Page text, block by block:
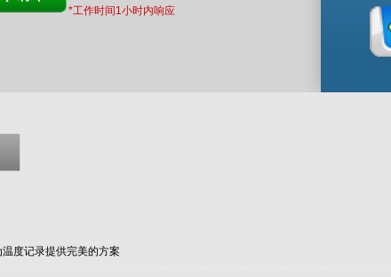
温度记录提供完美的方案
*工作时间1小时内响应